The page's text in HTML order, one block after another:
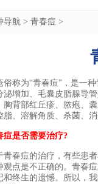
导航 > 青春痘 >
为“青春痘”，是一种
泌增加、毛囊皮脂腺导
胸背部红丘疹、脓疱、
脂、溶解角质、杀菌、消
痘是否需要治疗?
痘的治疗，有些患者
观点是不正确的。青春
和终生的遗憾。所以，